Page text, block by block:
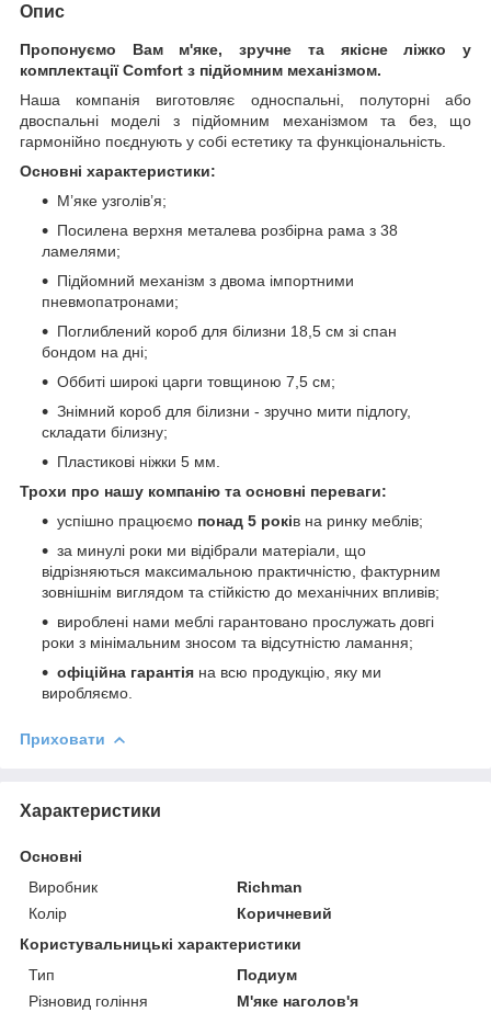
Опис
Пропонуємо Вам м'яке, зручне та якiсне ліжко у
комплектації Comfort з підйомним механізмом.
Наша компанія виготовляє односпальні, полуторні або
двоспальні моделі з підйомним механізмом та без, що
гармонійно поєднують у собі естетику та функціональність.
Основні характеристики:
М’яке узголів’я;
Посилена верхня металева розбірна рама з 38
ламелями;
Підйомний механізм з двома імпортними
пневмопатронами;
Поглиблений короб для білизни 18,5 см зі спан
бондом на дні;
Оббиті широкі царги товщиною 7,5 см;
Знімний короб для білизни - зручно мити підлогу,
складати білизну;
Пластикові ніжки 5 мм.
Трохи про нашу компанію та основні переваги:
успішно працюємо понад 5 років на ринку меблів;
за минулі роки ми відібрали матеріали, що
відрізняються максимальною практичністю, фактурним
зовнішнім виглядом та стійкістю до механічних впливів;
вироблені нами меблі гарантовано прослужать довгі
роки з мінімальним зносом та відсутністю ламання;
офіційна гарантія на всю продукцію, яку ми
виробляємо.
Приховати
Характеристики
Основні
Виробник
Richman
Колір
Коричневий
Користувальницькі характеристики
Тип
Подиум
Різновид гоління
М'яке наголов'я